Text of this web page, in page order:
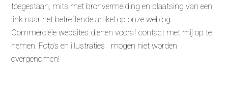
toegestaan, mits met bronvermelding en plaatsing van een
link naar het betreffende artikel op onze weblog.
Commerciële websites dienen vooraf contact met mij op te
nemen. Foto’s en illustraties mogen niet worden
overgenomen!